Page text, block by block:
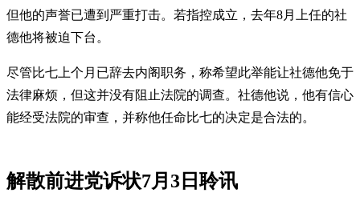
但他的声誉已遭到严重打击。若指控成立，去年8月上任的社
德他将被迫下台。
尽管比七上个月已辞去内阁职务，称希望此举能让社德他免于
法律麻烦，但这并没有阻止法院的调查。社德他说，他有信心
能经受法院的审查，并称他任命比七的决定是合法的。
解散前进党诉状7月3日聆讯